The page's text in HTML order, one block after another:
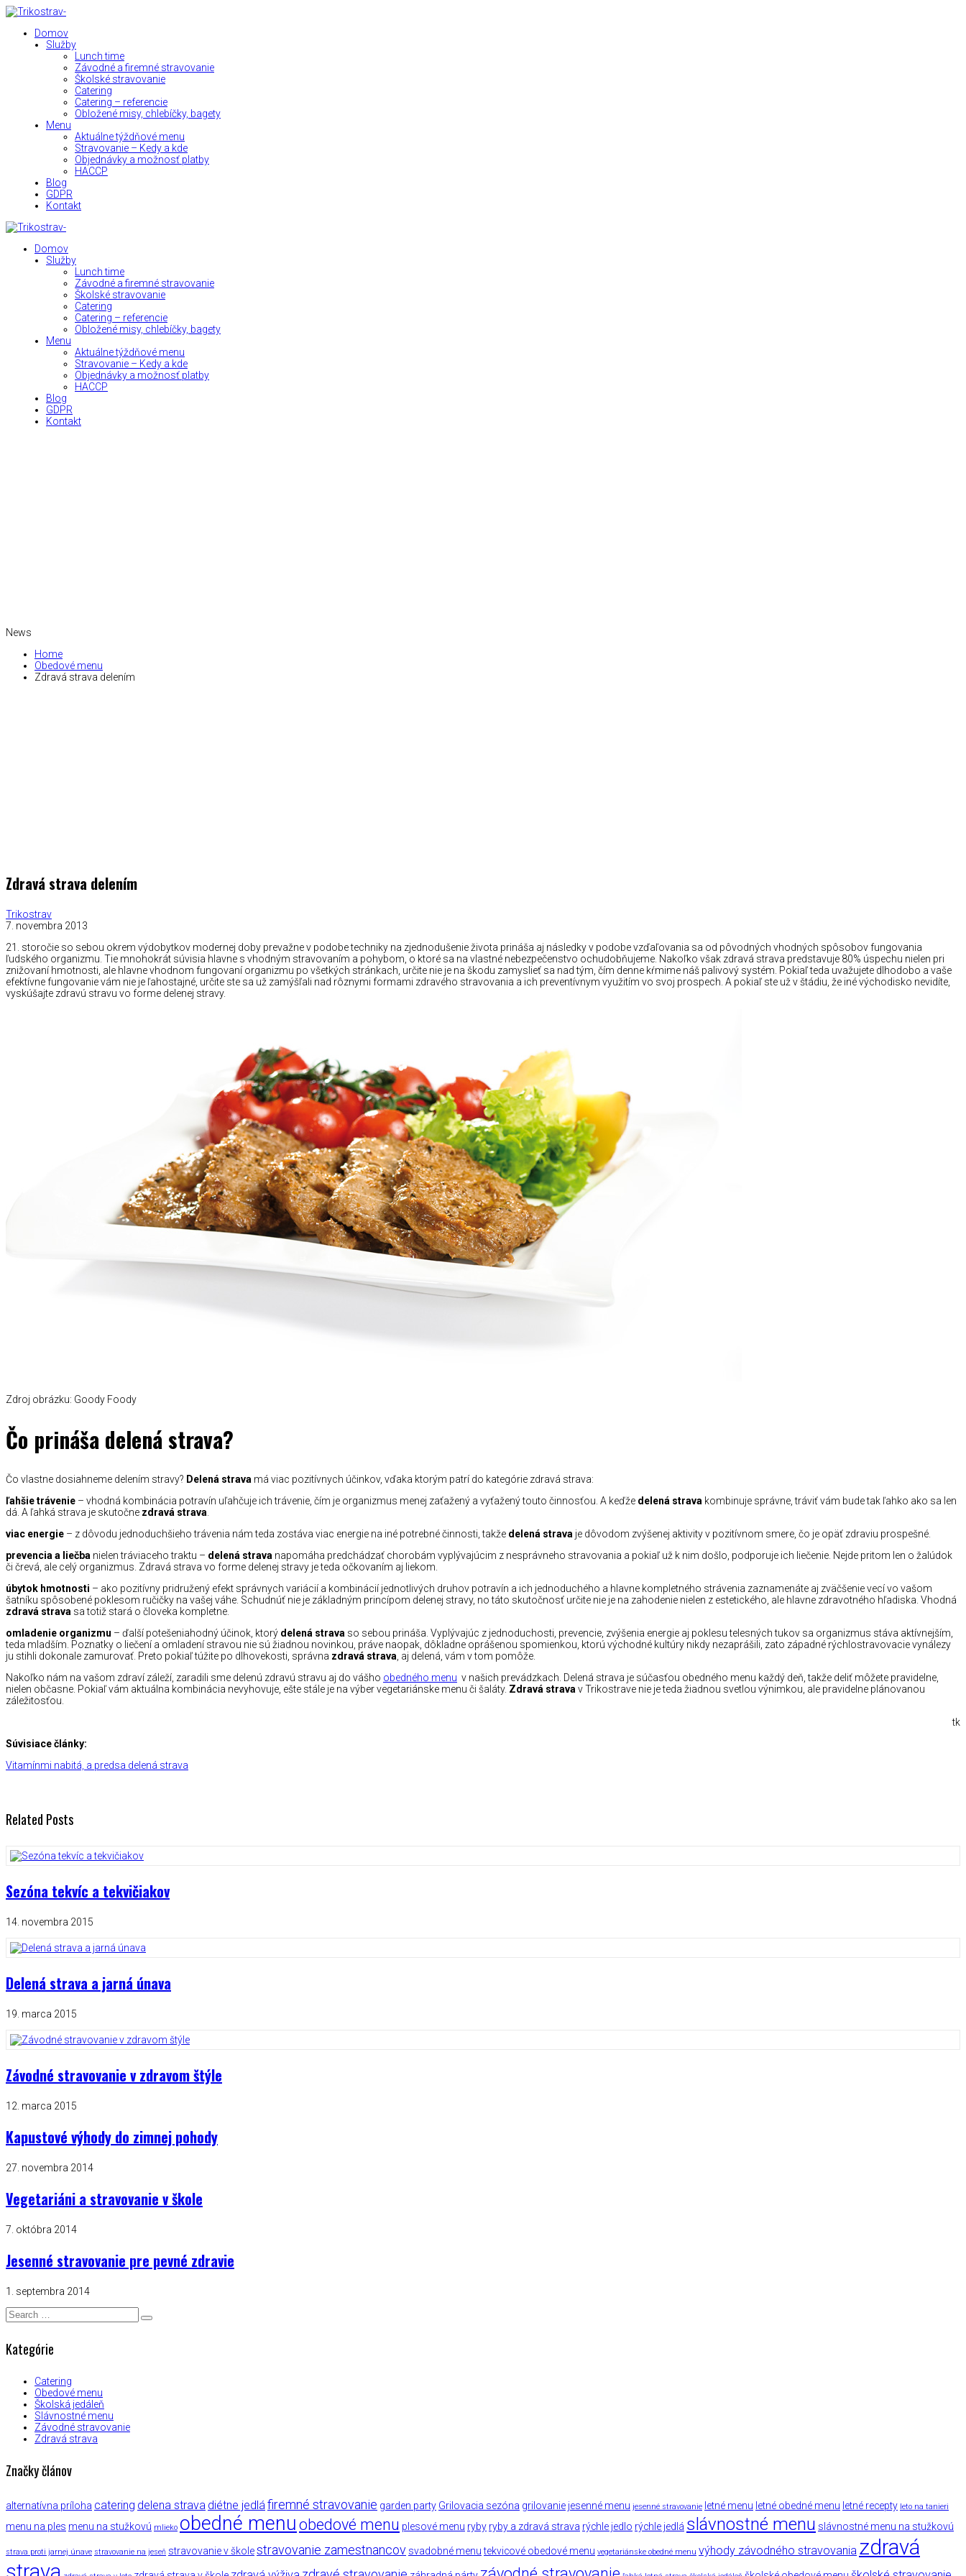
Domov
Služby
Lunch time
Závodné a firemné stravovanie
Školské stravovanie
Catering
Catering – referencie
Obložené misy, chlebíčky, bagety
Menu
Aktuálne týždňové menu
Stravovanie – Kedy a kde
Objednávky a možnosť platby
HACCP
Blog
GDPR
Kontakt
Domov
Služby
Lunch time
Závodné a firemné stravovanie
Školské stravovanie
Catering
Catering – referencie
Obložené misy, chlebíčky, bagety
Menu
Aktuálne týždňové menu
Stravovanie – Kedy a kde
Objednávky a možnosť platby
HACCP
Blog
GDPR
Kontakt
News
Home
Obedové menu
Zdravá strava delením
Zdravá strava delením
Trikostrav
7. novembra 2013
21. storočie so sebou okrem výdobytkov modernej doby prevažne v podobe techniky na zjednodušenie života prináša aj následky v podobe vzďaľovania sa od pôvodných vhodných spôsobov fungovania
ľudského organizmu. Tie mnohokrát súvisia hlavne s vhodným stravovaním a pohybom, o ktoré sa na vlastné nebezpečenstvo ochudobňujeme. Nakoľko však zdravá strava predstavuje 80% úspechu nielen pri
znižovaní hmotnosti, ale hlavne vhodnom fungovaní organizmu po všetkých stránkach, určite nie je na škodu zamyslieť sa nad tým, čím denne kŕmime náš palivový systém. Pokiaľ teda uvažujete dlhodobo a vaše
efektívne fungovanie vám nie je ľahostajné, určite ste sa už zamýšľali nad rôznymi formami zdravého stravovania a ich preventívnym využitím vo svoj prospech. A pokiaľ ste už v štádiu, že iné východisko nevidíte,
vyskúšajte zdravú stravu vo forme delenej stravy.
Zdroj obrázku: Goody Foody
Čo prináša delená strava?
Čo vlastne dosiahneme delením stravy? Delená strava má viac pozitívnych účinkov, vďaka ktorým patrí do kategórie zdravá strava:
ľahšie trávenie – vhodná kombinácia potravín uľahčuje ich trávenie, čím je organizmus menej zaťažený a vyťažený touto činnosťou. A keďže delená strava kombinuje správne, tráviť vám bude tak ľahko ako sa len
dá. A ľahká strava je skutočne zdravá strava
viac energie – z dôvodu jednoduchšieho trávenia nám teda zostáva viac energie na iné potrebné činnosti, takže delená strava je dôvodom zvýšenej aktivity v pozitívnom smere, čo je opäť zdraviu prospešné.
prevencia a liečba nielen tráviaceho traktu – delená strava napomáha predchádzať chorobám vyplývajúcim z nesprávneho stravovania a pokiaľ už k nim došlo, podporuje ich liečenie. Nejde pritom len o žalúdok
či črevá, ale celý organizmus. Zdravá strava vo forme delenej stravy je teda očkovaním aj liekom.
úbytok hmotnosti – ako pozitívny pridružený efekt správnych variácií a kombinácií jednotlivých druhov potravín a ich jednoduchého a hlavne kompletného strávenia zaznamenáte aj zväčšenie vecí vo vašom
šatníku spôsobené poklesom ručičky na vašej váhe. Schudnúť nie je základným princípom delenej stravy, no táto skutočnosť určite nie je na zahodenie nielen z estetického, ale hlavne zdravotného hľadiska. Vhodná
zdravá strava sa totiž stará o človeka kompletne.
omladenie organizmu – ďalší potešeniahodný účinok, ktorý delená strava so sebou prináša. Vyplývajúc z jednoduchosti, prevencie, zvýšenia energie aj poklesu telesných tukov sa organizmus stáva aktívnejším,
teda mladším. Poznatky o liečení a omladení stravou nie sú žiadnou novinkou, práve naopak, dôkladne oprášenou spomienkou, ktorú východné kultúry nikdy nezaprášili, zato západné rýchlostravovacie vynálezy
ju stihli dokonale zamurovať. Preto pokiaľ túžite po dlhovekosti, správna zdravá strava , aj delená, vám v tom pomôže.
Nakoľko nám na vašom zdraví záleží, zaradili sme delenú zdravú stravu aj do vášho obedného menu v našich prevádzkach. Delená strava je súčasťou obedného menu každý deň, takže deliť môžete pravidelne,
nielen občasne. Pokiaľ vám aktuálna kombinácia nevyhovuje, ešte stále je na výber vegetariánske menu či šaláty. Zdravá strava v Trikostrave nie je teda žiadnou svetlou výnimkou, ale pravidelne plánovanou
záležitosťou.
tk
Súvisiace články:
Vitamínmi nabitá, a predsa delená strava
Related Posts
Sezóna tekvíc a tekvičiakov
14. novembra 2015
Delená strava a jarná únava
19. marca 2015
Závodné stravovanie v zdravom štýle
12. marca 2015
Kapustové výhody do zimnej pohody
27. novembra 2014
Vegetariáni a stravovanie v škole
7. októbra 2014
Jesenné stravovanie pre pevné zdravie
1. septembra 2014
Kategórie
Catering
Obedové menu
Školská jedáleň
Slávnostné menu
Závodné stravovanie
Zdravá strava
Značky článov
alternatívna príloha catering delena strava diétne jedláfiremné stravovanie garden party Grilovacia sezóna grilovanie jesenné menu jesenné stravovanie letné menu letné obedné menu letné recepty leto na tanieri
menu na ples menu na stužkovú mlieko obedné menu obedové menu plesové menu ryby ryby a zdravá strava rýchle jedlo rýchle jedlá slávnostné menu slávnostné menu na stužkovú
strava proti jarnej únave stravovanie na jeseň stravovanie v školestravovanie zamestnancov svadobné menu tekvicové obedové menu vegetariánske obedné menu výhody závodného stravovania zdravá